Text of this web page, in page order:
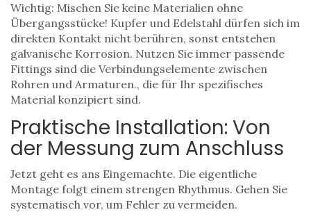
Wichtig: Mischen Sie keine Materialien ohne
Übergangsstücke! Kupfer und Edelstahl dürfen sich im
direkten Kontakt nicht berühren, sonst entstehen
galvanische Korrosion. Nutzen Sie immer passende
Fittings sind die Verbindungselemente zwischen
Rohren und Armaturen., die für Ihr spezifisches
Material konzipiert sind.
Praktische Installation: Von
der Messung zum Anschluss
Jetzt geht es ans Eingemachte. Die eigentliche
Montage folgt einem strengen Rhythmus. Gehen Sie
systematisch vor, um Fehler zu vermeiden.